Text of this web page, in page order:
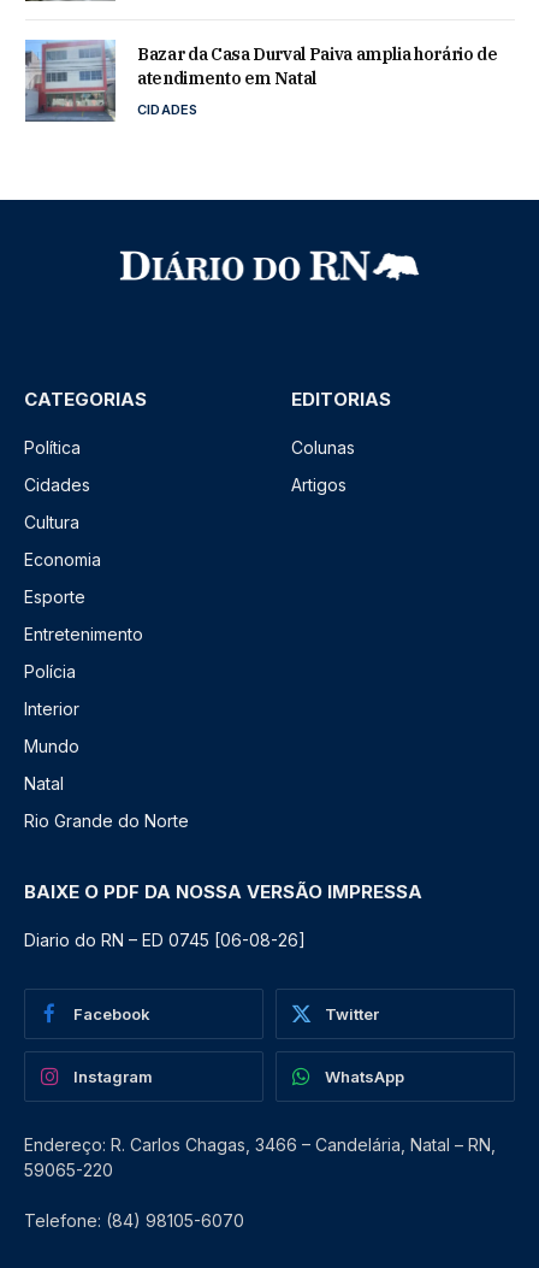
Bazar da Casa Durval Paiva amplia horário de
atendimento em Natal
CIDADES
CATEGORIAS
Política
Cidades
Cultura
Economia
Esporte
Entretenimento
Polícia
Interior
Mundo
Natal
Rio Grande do Norte
EDITORIAS
Colunas
Artigos
BAIXE O PDF DA NOSSA VERSÃO IMPRESSA
Diario do RN – ED 0745 [06-08-26]
Facebook Twitter
Instagram WhatsApp
Endereço: R. Carlos Chagas, 3466 – Candelária, Natal – RN,
59065-220
Telefone: (84) 98105-6070